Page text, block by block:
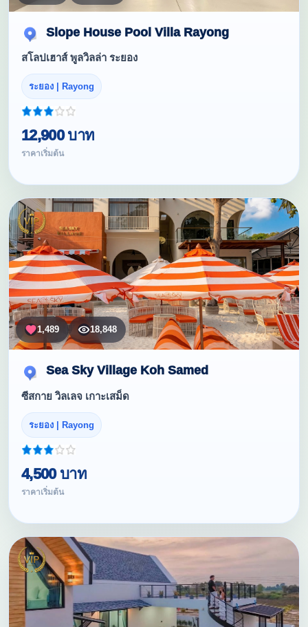
Slope House Pool Villa Rayong
สโลปเฮาส์ พูลวิลล่า ระยอง
ระยอง | Rayong
12,900 บาท
ราคาเริ่มต้น
1,489 18,848
Sea Sky Village Koh Samed
ซีสกาย วิลเลจ เกาะเสม็ด
ระยอง | Rayong
4,500 บาท
ราคาเริ่มต้น